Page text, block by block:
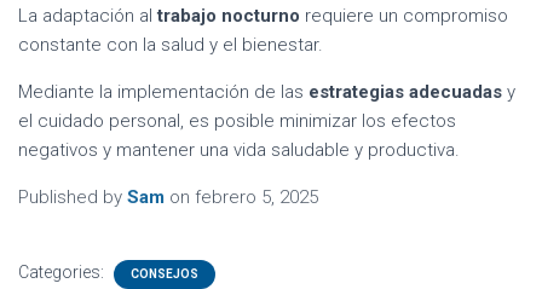
La adaptación altrabajo nocturno requiere un compromiso
constante con la salud y el bienestar.
Mediante la implementación de las estrategias adecuadas y
el cuidado personal, es posible minimizar los efectos
negativos y mantener una vida saludable y productiva.
Published by Sam on febrero 5, 2025
Categories: CONSEJOS